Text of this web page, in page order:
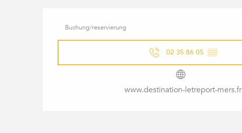
Buchung/reservierung
02 35 86 05 ▒▒
www.destination-letreport-mers.fr